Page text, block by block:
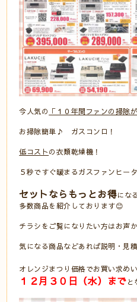
今人気の 「１０年間ファンの掃除
お掃除簡単♪ ガスコンロ！
低コストの衣類乾燥機！
５秒ですぐ暖まるガスファンヒータ
セットならもっとお得にな
多数商品を紹介しております😊
チラシをご覧になりたい方はお声
気になる商品などあれば説明・見
オレンジまつり価格でお買い求め
１２月３０日（水）までと